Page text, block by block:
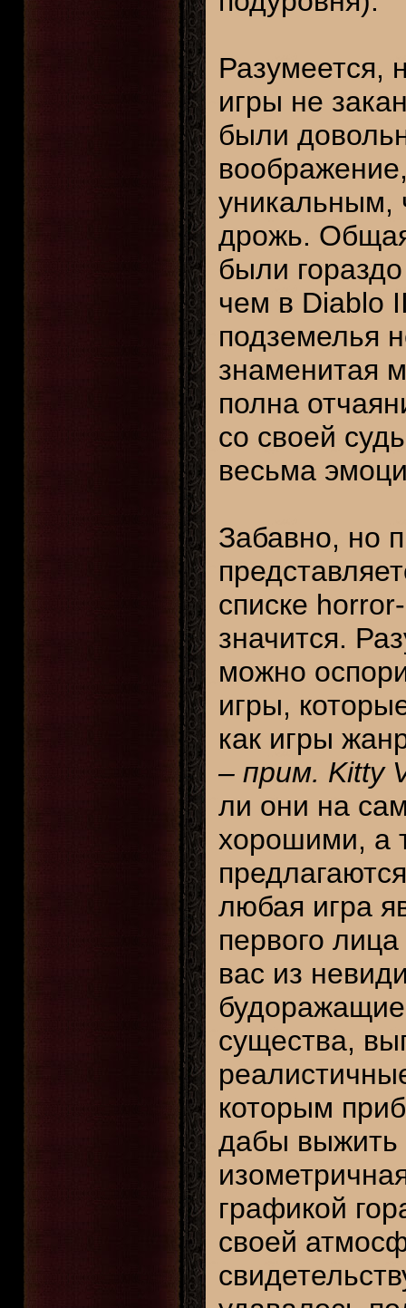
Разумеется,
игры не
были
уникальным,
дрожь.
были
чем в Diablo
подземелья
знаменитая
полна
со своей
весьма
Забавно, но
списке
значится.
можно
игры,
как игры
– прим. Kitty
ли они на
хорошими, а
любая игра
первого
вас из
существа,
которым
дабы выжить
графикой
своей